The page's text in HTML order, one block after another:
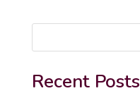
Recent Posts